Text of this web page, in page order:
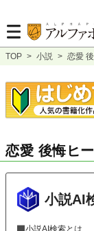
TOP > 小説 > 恋愛
恋愛 後悔ヒ
小説AI
小説AI検索とは